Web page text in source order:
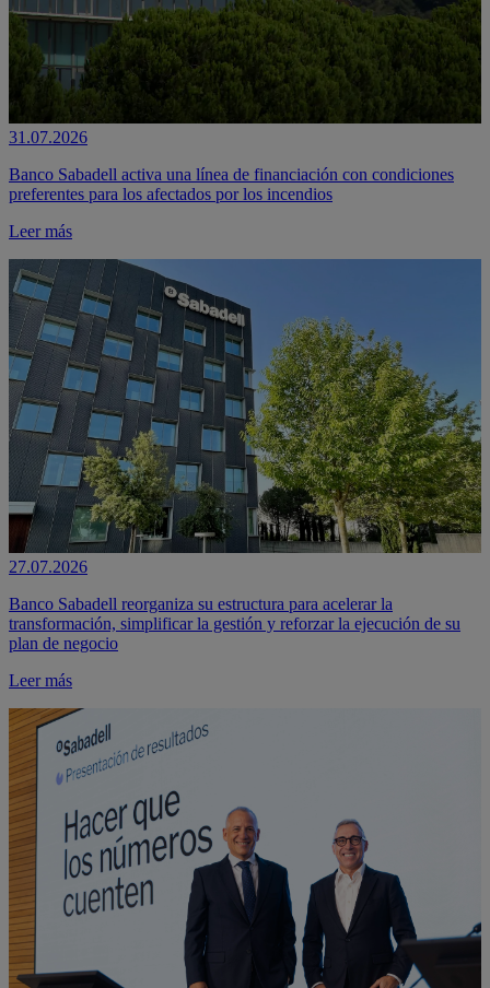
31.07.2026
Banco Sabadell activa una línea de financiación con condiciones
preferentes para los afectados por los incendios
Leer más
27.07.2026
Banco Sabadell reorganiza su estructura para acelerar la
transformación, simplificar la gestión y reforzar la ejecución de su
plan de negocio
Leer más